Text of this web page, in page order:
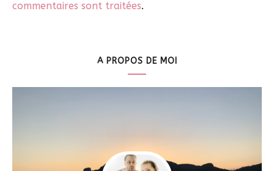
commentaires sont traitées.
A PROPOS DE MOI